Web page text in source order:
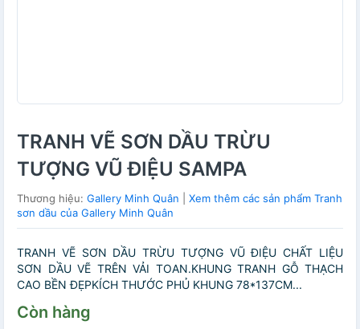
TRANH VẼ SƠN DẦU TRỪU
TƯỢNG VŨ ĐIỆU SAMPA
Thương hiệu: Gallery Minh Quân
Xem thêm các sản phẩm Tranh
sơn dầu của Gallery Minh Quân
TRANH VẼ SƠN DẦU TRỪU TƯỢNG VŨ ĐIỆU CHẤT LIỆU
SƠN DẦU VẼ TRÊN VẢI TOAN.KHUNG TRANH GỖ THẠCH
CAO BỀN ĐẸPKÍCH THƯỚC PHỦ KHUNG 78*137CM...
Còn hàng